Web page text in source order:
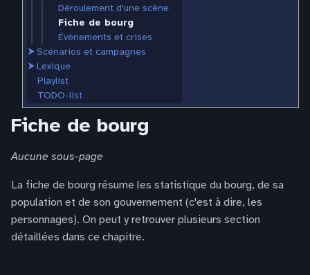
Déroulement d'une scène
Fiche de bourg
Évènements et crises
⮞Scénarios et campagnes
⮞Lexique
Playlist
TODO-list
Fiche de bourg
Aucune sous-page
La fiche de bourg résume les statistique du bourg, de sa
population et de son gouvernement (c'est à dire, les
personnages). On peut y retrouver plusieurs section
détaillées dans ce chapitre.